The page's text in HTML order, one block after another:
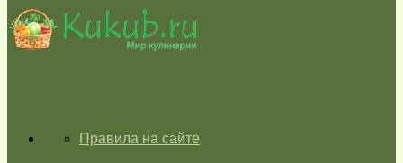
skin
ГЛАВНАЯПравила на сайте